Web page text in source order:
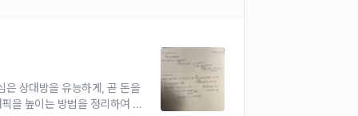
은 상대방을 유능하게, 곧 돈을
을 높이는 방법을 정리하여 아